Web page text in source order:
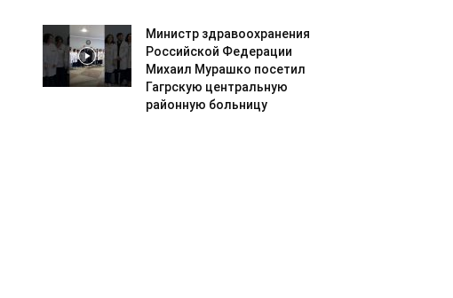
Министр здравоохранения
Российской Федерации
Михаил Мурашко посетил
Гагрскую центральную
районную больницу